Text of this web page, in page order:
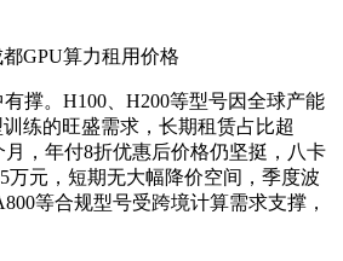
撑。H100、H200等型号因全球产能
练的旺盛需求，长期租赁占比超
月，年付8折优惠后价格仍坚挺，八卡
万元，短期无大幅降价空间，季度波
等合规型号受跨境计算需求支撑，